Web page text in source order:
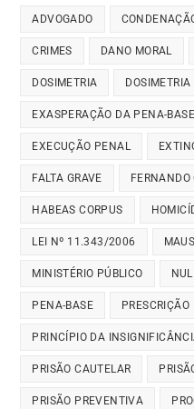
ADVOGADO
CRIMES DANO MORAL
DOSIMETRIA
EXASPERAÇÃO DA PENA-BASE
EXECUÇÃO PENAL
FALTA GRAVE FERNANDO
HABEAS CORPUS
LEI Nº 11.343/2006
MINISTÉRIO PÚBLICO
PENA-BASE PRESCRIÇÃO
PRINCÍPIO DA
PRISÃO CAUTELAR
PRISÃO PREVENTIVA